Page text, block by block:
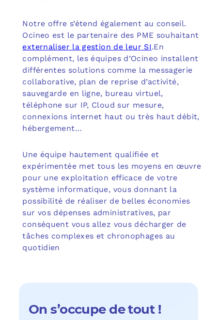
Notre offre s’étend également au conseil.
Ocineo est le partenaire des PME souhaitant
externaliser la gestion de leur SI.En
complément, les équipes d’Ocineo installent
différentes solutions comme la messagerie
collaborative, plan de reprise d’activité,
sauvegarde en ligne, bureau virtuel,
téléphone sur IP, Cloud sur mesure,
connexions internet haut ou très haut débit,
hébergement…
Une équipe hautement qualifiée et
expérimentée met tous les moyens en œuvre
pour une exploitation efficace de votre
système informatique, vous donnant la
possibilité de réaliser de belles économies
sur vos dépenses administratives, par
conséquent vous allez vous décharger de
tâches complexes et chronophages au
quotidien
On s’occupe de tout !